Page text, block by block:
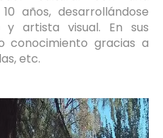
años, desarrollándose
artista visual. En sus
conocimiento gracias a
etc.